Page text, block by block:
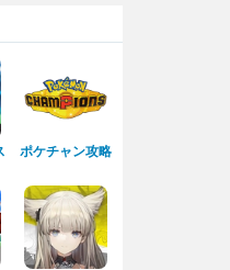
ポケチャン攻略